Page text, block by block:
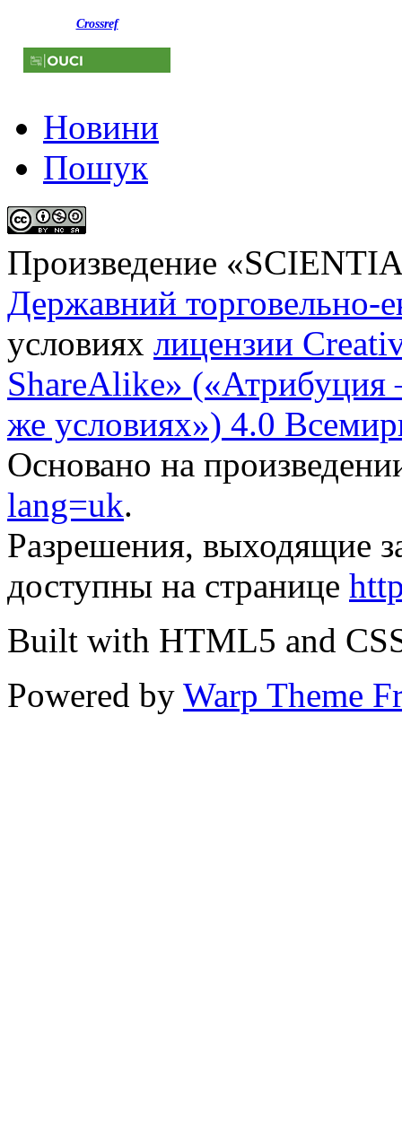
Crossref
Новини
Пошук
Произведение «
Державний торговельно-
условиях лицензии
ShareAlike»
же условиях») 4.0
Основано на
lang=uk.
Разрешения, выходящие
доступны на странице
Built with HTML5 and
Powered by Warp Theme